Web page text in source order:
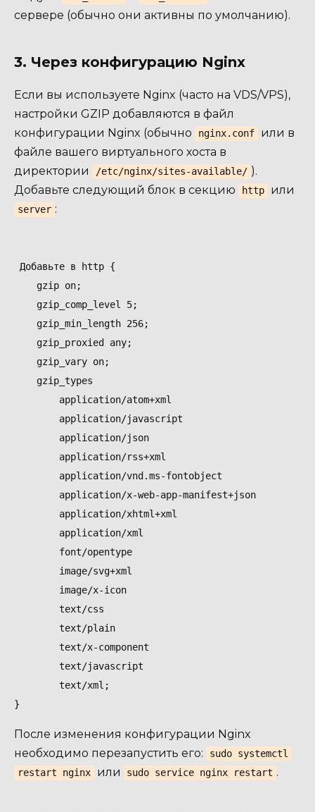
сервере (обычно они активны по умолчанию).
3. Через конфигурацию Nginx
Если вы используете Nginx (часто на VDS/VPS),
настройки GZIP добавляются в файл
конфигурации Nginx (обычно
nginx.conf
или в
файле вашего виртуального хоста в
директории
/etc/nginx/sites-available/ ).
Добавьте следующий блок в секцию
http или
server :
Добавьте в http {
    gzip on;
    gzip_comp_level 5;
    gzip_min_length 256;
    gzip_proxied any;
    gzip_vary on;
    gzip_types
        application/atom+xml
        application/javascript
        application/json
        application/rss+xml
        application/vnd.ms-fontobject
        application/x-web-app-manifest+json
        application/xhtml+xml
        application/xml
        font/opentype
        image/svg+xml
        image/x-icon
        text/css
        text/plain
        text/x-component
        text/javascript
        text/xml;
После изменения конфигурации Nginx
необходимо перезапустить его:
sudo systemctl
restart nginx
или sudo service nginx restart .